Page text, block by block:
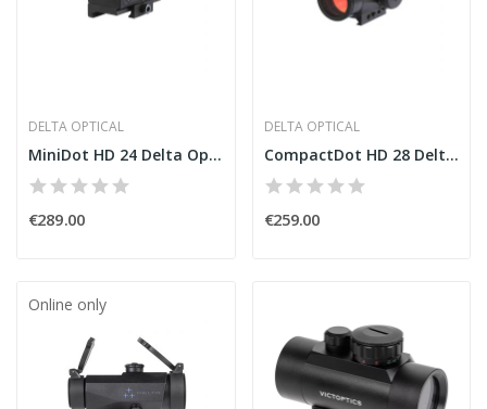
DELTA OPTICAL
MiniDot HD 24 Delta Optical Holographic Viewer
€289.00
DELTA OPTICAL
CompactDot HD 28 Delta Optical Holographic Viewer
€259.00
Online only